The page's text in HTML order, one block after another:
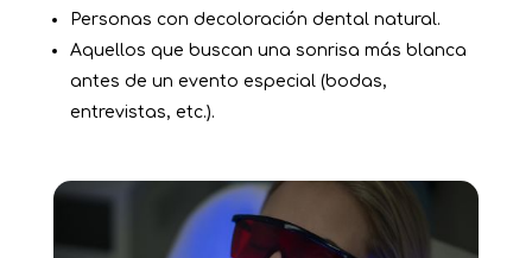
Personas con decoloración dental natural.
Aquellos que buscan una sonrisa más blanca
antes de un evento especial (bodas,
entrevistas, etc.).